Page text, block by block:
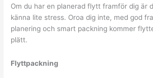
Om du har en planerad flytt framför dig är
känna lite stress. Oroa dig inte, med god
planering och smart packning kommer
plätt.
Flyttpackning